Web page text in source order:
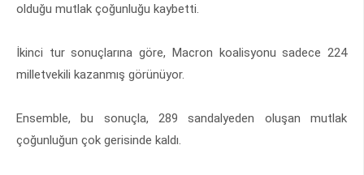
olduğu mutlak çoğunluğu kaybetti.
İkinci tur sonuçlarına göre, Macron koalisyonu sadece 224
milletvekili kazanmış görünüyor.
Ensemble, bu sonuçla, 289 sandalyeden oluşan mutlak
çoğunluğun çok gerisinde kaldı.